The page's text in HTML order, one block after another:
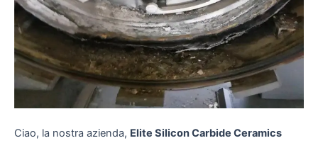
Ciao, la nostra azienda, Elite Silicon Carbide Ceramics